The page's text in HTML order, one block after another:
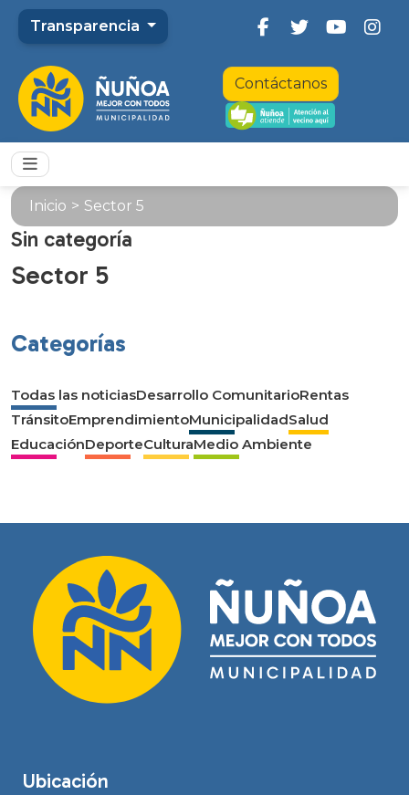
Transparencia
Contáctanos
Inicio > Sector 5
Sin categoría
Sector 5
Categorías
Todas las noticiasDesarrollo ComunitarioRentas
TránsitoEmprendimientoMunicipalidadSalud
EducaciónDeporteCulturaMedio Ambiente
Ubicación